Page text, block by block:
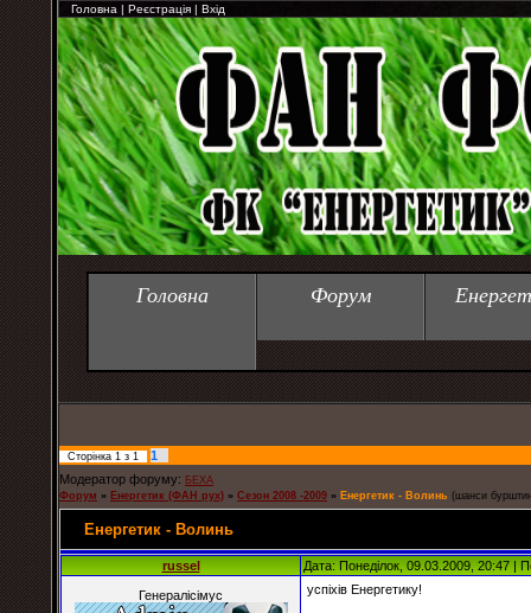
Головна | Реєстрація | Вхід
Головна Форум
Сторінка 1 з 1
1
Модератор форуму: БЕХА
Форум » Енергетик (ФАН рух) » Cезон 2008 -2009 » Енергетик - Волинь (шанси
Енергетик - Волинь
russel Дата: Понеділок, 09.03.2009, 20:47 |
Генералісімус успіхів Енергетику!